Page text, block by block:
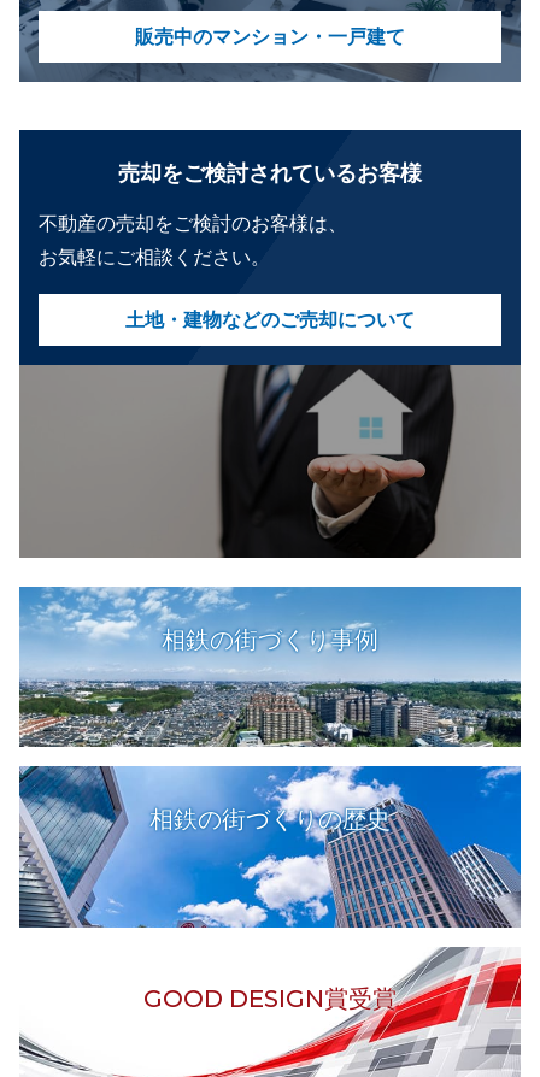
販売中のマンション・一戸建て
売却をご検討されているお客様
不動産の売却をご検討のお客様は、
お気軽にご相談ください。
土地・建物などのご売却について
相鉄の街づくり事例
相鉄の街づくりの歴史
GOOD DESIGN賞受賞